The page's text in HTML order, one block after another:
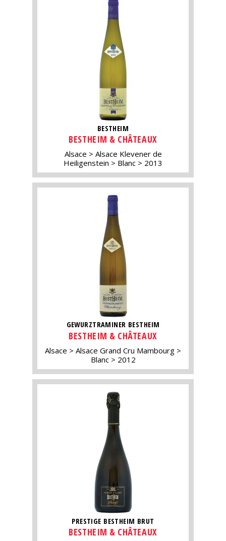
BESTHEIM
BESTHEIM & CHÂTEAUX
Alsace
Alsace Klevener de
Heiligenstein
Blanc 2013
GEWURZTRAMINER BESTHEIM
BESTHEIM & CHÂTEAUX
Alsace
Alsace Grand Cru Mambourg
Blanc
2012
PRESTIGE BESTHEIM BRUT
BESTHEIM & CHÂTEAUX